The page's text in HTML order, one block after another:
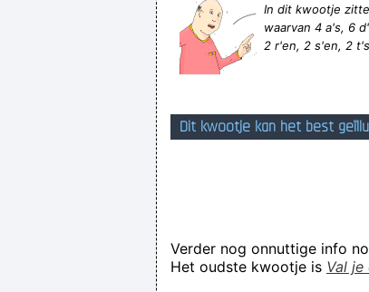
In dit kwootje
waarvan 4 a's, 6
2 r'en, 2 s'en, 2
Dit kwootje kan het best
Verder nog onnuttige info
Het oudste kwootje is Val